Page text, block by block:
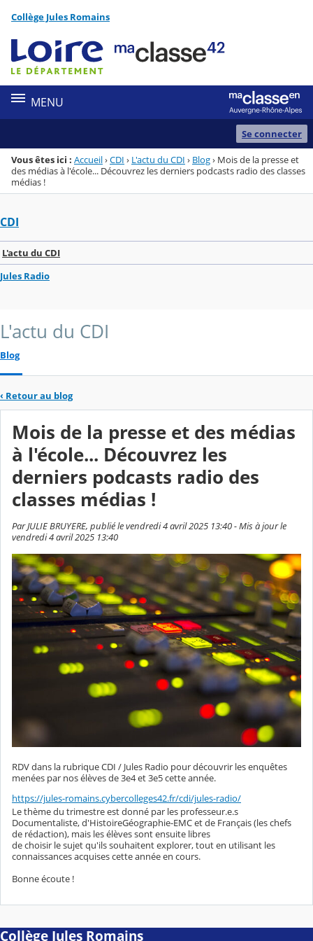
Menu de la rubrique
Contenu
Collège Jules Romains
MENU
Se connecter
Vous êtes ici : Accueil›CDI › L'actu du CDI › Blog› Mois de la presse et
des médias à l'école... Découvrez les derniers podcasts radio des classes
médias !
CDI
L'actu du CDI
Jules Radio
L'actu du CDI
Blog
‹ Retour au blog
Mois de la presse et des médias
à l'école... Découvrez les
derniers podcasts radio des
classes médias !
Par JULIE BRUYERE, publié le vendredi 4 avril 2025 13:40 - Mis à jour le
vendredi 4 avril 2025 13:40
RDV dans la rubrique CDI / Jules Radio pour découvrir les enquêtes
menées par nos élèves de 3e4 et 3e5 cette année.
https://jules-romains.cybercolleges42.fr/cdi/jules-radio/
Le thème du trimestre est donné par les professeur.e.s
Documentaliste, d'HistoireGéographie-EMC et de Français (les chefs
de rédaction), mais les élèves sont ensuite libres
de choisir le sujet qu'ils souhaitent explorer, tout en utilisant les
connaissances acquises cette année en cours.
Bonne écoute !
Collège Jules Romains